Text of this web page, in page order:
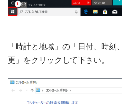
「時計と地域」の「日付、時刻
更」をクリックして下さい。